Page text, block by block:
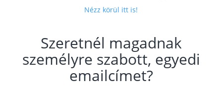
Nézz körül itt is!
Szeretnél magadnak
személyre szabott, egyedi
emailcímet?